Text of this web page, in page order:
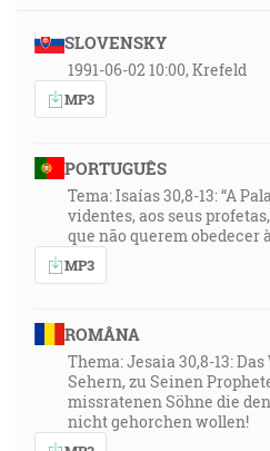
SLOVENSKY
1991-06-02 10:00, Krefeld
MP3
PORTUGUÊS
Tema: Isaías 30,8-13: “A
videntes, aos seus
que não querem obedecer
MP3
ROMÂNA
Thema: Jesaia 30,8-13:
Sehern, zu Seinen
missratenen Söhne die
nicht gehorchen wollen!